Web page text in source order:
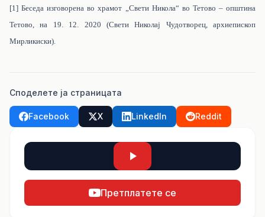
[1] Беседа изговорена во храмот „Свети Никола“ во Тетово – општина
Тетово, на 19. 12. 2020 (Свети Николај Чудотворец, архиепископ
Мирликиски).
Споделете ја страницата
Facebook X LinkedIn Reddit
Претплатете се